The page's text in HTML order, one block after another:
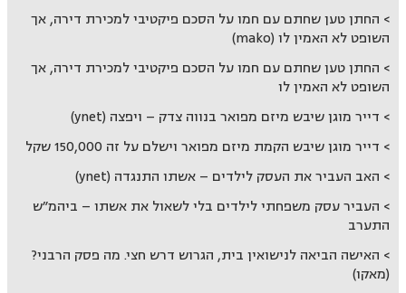
החתן טען שחתם עם חמו על הסכם פיקטיבי למכירת דירה, אך
השופט לא האמין לו (mako)
החתן טען שחתם עם חמו על הסכם פיקטיבי למכירת דירה, אך
השופט לא האמין לו
דייר מוגן שיבש מיזם מפואר בנווה צדק – ויפצה (ynet)
דייר מוגן שיבש הקמת מיזם מפואר וישלם על זה 150,000 שקל
האב העביר את העסק לילדים – אשתו התנגדה (ynet)
העביר עסק משפחתי לילדים בלי לשאול את אשתו – ביהמ״ש
התערב
האישה הביאה לנישואין בית, הגרוש דרש חצי. מה פסק הרבני?
(מאקו)